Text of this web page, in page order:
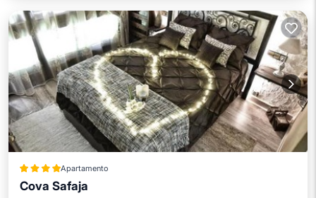
Apartamento
Cova Safaja